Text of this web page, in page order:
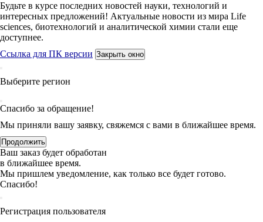
Будьте в курсе последних новостей науки, технологий и
интересных предложений! Актуальные новости из мира Life
sciences, биотехнологий и аналитической химии стали еще
доступнее.
Ссылка для ПК версии Закрыть окно
Выберите регион
Спасибо за обращение!
Мы приняли вашу заявку, свяжемся с вами в ближайшее время.
Продолжить
Ваш заказ будет обработан
в ближайшее время.
Мы пришлем уведомление, как только все будет готово.
Спасибо!
Регистрация пользователя